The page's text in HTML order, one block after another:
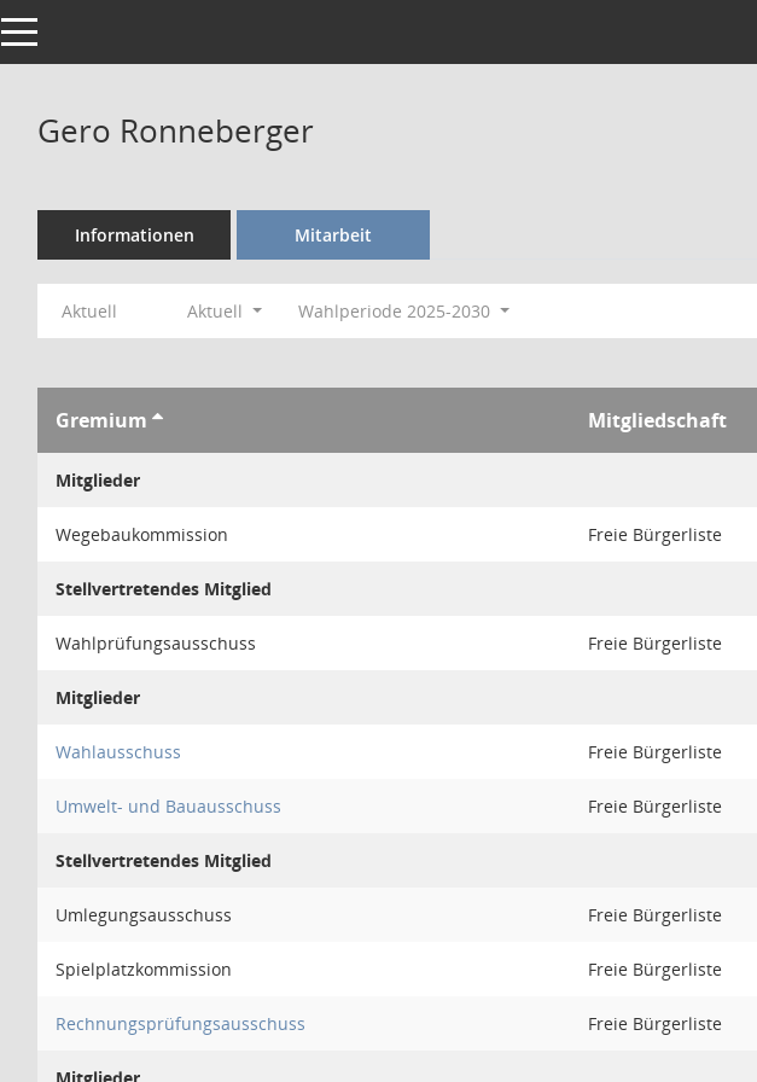
Toggle navigation
Gero Ronneberger
Informationen Mitarbeit
Aktuell Aktuell Wahlperiode 2025-2030
Gremium Mitgliedschaft
Mitglieder
Wegebaukommission Freie Bürgerliste
Stellvertretendes Mitglied
Wahlprüfungsausschuss Freie Bürgerliste
Mitglieder
Wahlausschuss Freie Bürgerliste
Umwelt- und Bauausschuss Freie Bürgerliste
Stellvertretendes Mitglied
Umlegungsausschuss Freie Bürgerliste
Spielplatzkommission Freie Bürgerliste
Rechnungsprüfungsausschuss Freie Bürgerliste